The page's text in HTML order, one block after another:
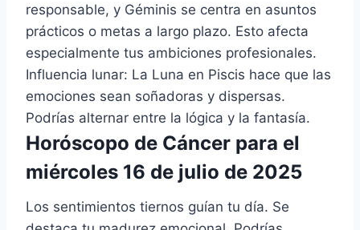
responsable, y Géminis se centra en asuntos
prácticos o metas a largo plazo. Esto afecta
especialmente tus ambiciones profesionales.
Influencia lunar: La Luna en Piscis hace que las
emociones sean soñadoras y dispersas.
Podrías alternar entre la lógica y la fantasía.
Horóscopo de Cáncer para el
miércoles 16 de julio de 2025
Los sentimientos tiernos guían tu día. Se